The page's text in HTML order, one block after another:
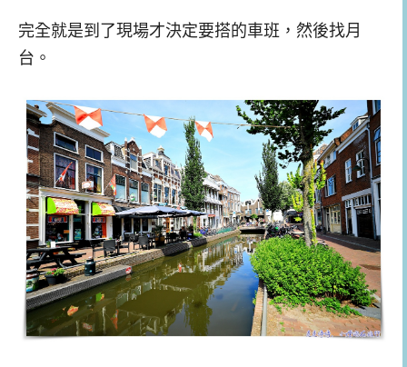
完全就是到了現場才決定要搭的車班，然後找月
台。